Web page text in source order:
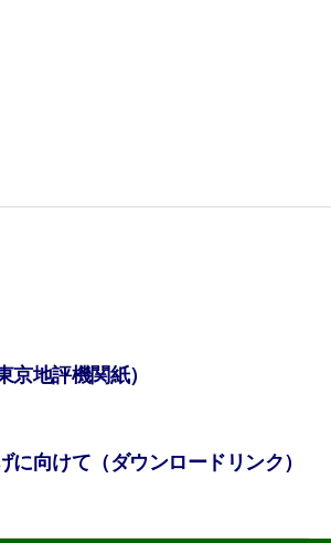
京地評機関紙）
に向けて（ダウンロードリンク）